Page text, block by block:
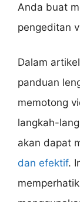
Anda buat
pengeditan
Dalam
panduan
memotong
langkah-
akan dapat
dan efektif.